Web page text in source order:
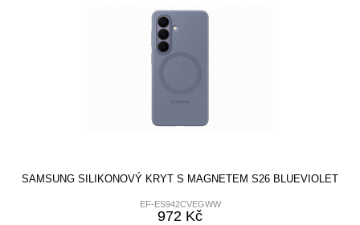
SAMSUNG SILIKONOVÝ KRYT S MAGNETEM S26 BLUEVIOLET
EF-ES942CVEGWW
972 Kč